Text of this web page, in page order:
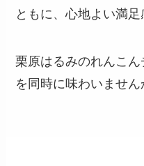
ともに、心地よい満足
栗原はるみのれんこ
を同時に味わいません